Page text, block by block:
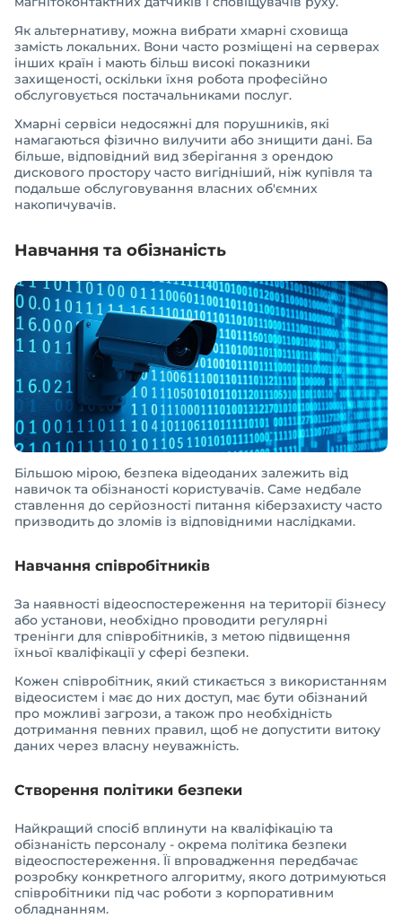
Як альтернативу, можна вибрати хмарні сховища
замість локальних. Вони часто розміщені на серверах
інших країн і мають більш високі показники
захищеності, оскільки їхня робота професійно
обслуговується постачальниками послуг.
Хмарні сервіси недосяжні для порушників, які
намагаються фізично вилучити або знищити дані. Ба
більше, відповідний вид зберігання з орендою
дискового простору часто вигідніший, ніж купівля та
подальше обслуговування власних об'ємних
накопичувачів.
Навчання та обізнаність
Більшою мірою, безпека відеоданих залежить від
навичок та обізнаності користувачів. Саме недбале
ставлення до серйозності питання кіберзахисту часто
призводить до зломів із відповідними наслідками.
Навчання співробітників
За наявності відеоспостереження на території бізнесу
або установи, необхідно проводити регулярні
тренінги для співробітників, з метою підвищення
їхньої кваліфікації у сфері безпеки.
Кожен співробітник, який стикається з використанням
відеосистем і має до них доступ, має бути обізнаний
про можливі загрози, а також про необхідність
дотримання певних правил, щоб не допустити витоку
даних через власну неуважність.
Створення політики безпеки
Найкращий спосіб вплинути на кваліфікацію та
обізнаність персоналу - окрема політика безпеки
відеоспостереження. Її впровадження передбачає
розробку конкретного алгоритму, якого дотримуються
співробітники під час роботи з корпоративним
обладнанням.